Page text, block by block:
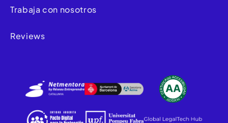
Trabaja con nosotros
Reviews